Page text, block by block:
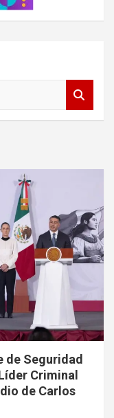
de Seguridad
Criminal
de Carlos